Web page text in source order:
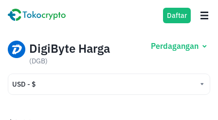
Daftar
DigiByte Harga
(DGB)
Perdagangan
USD - $